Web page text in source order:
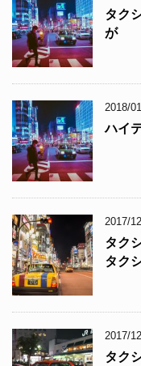
タク
が
2018/
ハイ
2017/
タク
タク
2017/
タク